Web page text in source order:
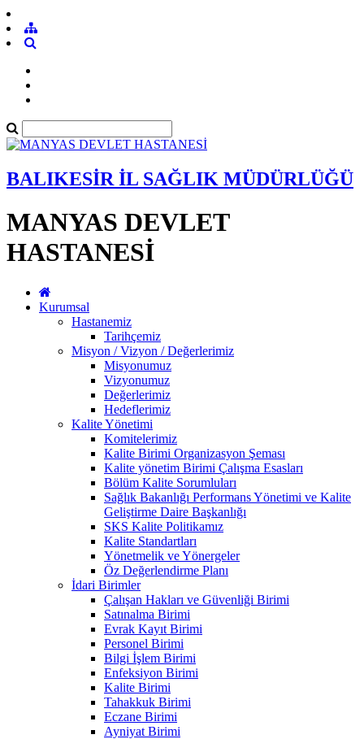
BALIKESİR İL SAĞLIK MÜDÜRLÜĞÜ
MANYAS DEVLET
HASTANESİ
Kurumsal
Hastanemiz
Tarihçemiz
Misyon / Vizyon / Değerlerimiz
Misyonumuz
Vizyonumuz
Değerlerimiz
Hedeflerimiz
Kalite Yönetimi
Komitelerimiz
Kalite Birimi Organizasyon Şeması
Kalite yönetim Birimi Çalışma Esasları
Bölüm Kalite Sorumluları
Sağlık Bakanlığı Performans Yönetimi ve Kalite
Geliştirme Daire Başkanlığı
SKS Kalite Politikamız
Kalite Standartları
Yönetmelik ve Yönergeler
Öz Değerlendirme Planı
İdari Birimler
Çalışan Hakları ve Güvenliği Birimi
Satınalma Birimi
Evrak Kayıt Birimi
Personel Birimi
Bilgi İşlem Birimi
Enfeksiyon Birimi
Kalite Birimi
Tahakkuk Birimi
Eczane Birimi
Ayniyat Birimi